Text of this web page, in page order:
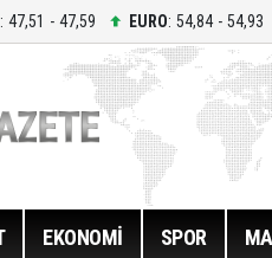
: 47,51 - 47,59 EURO: 54,84 - 54,93
EKONOMİ SPOR